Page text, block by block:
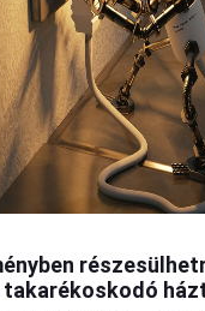
takarékoskodó